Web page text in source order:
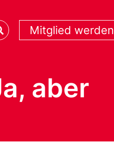
Mitglied werden
aber